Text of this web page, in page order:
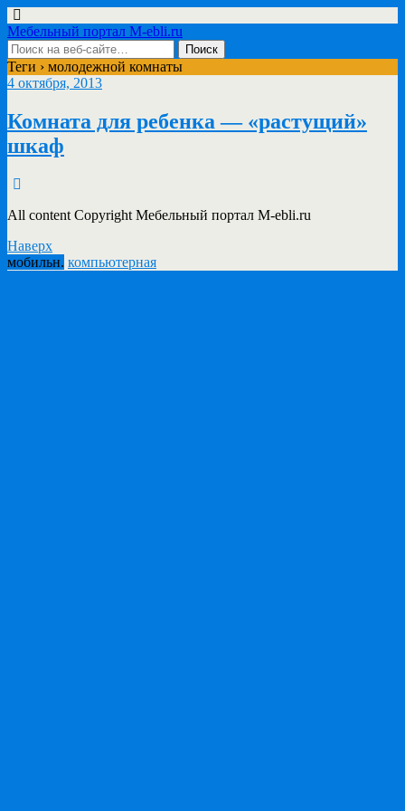
Мебельный портал M-ebli.ru
Теги › молодежной комнаты
4 октября, 2013
Комната для ребенка — «растущий»
шкаф
All content Copyright Мебельный портал M-ebli.ru
Наверх
мобильн. компьютерная